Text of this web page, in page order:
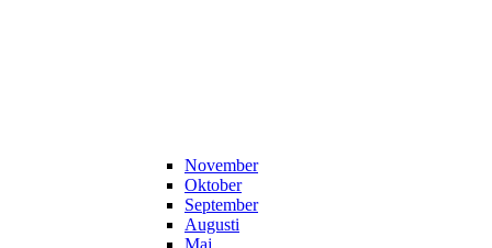
November
Oktober
September
Augusti
Maj